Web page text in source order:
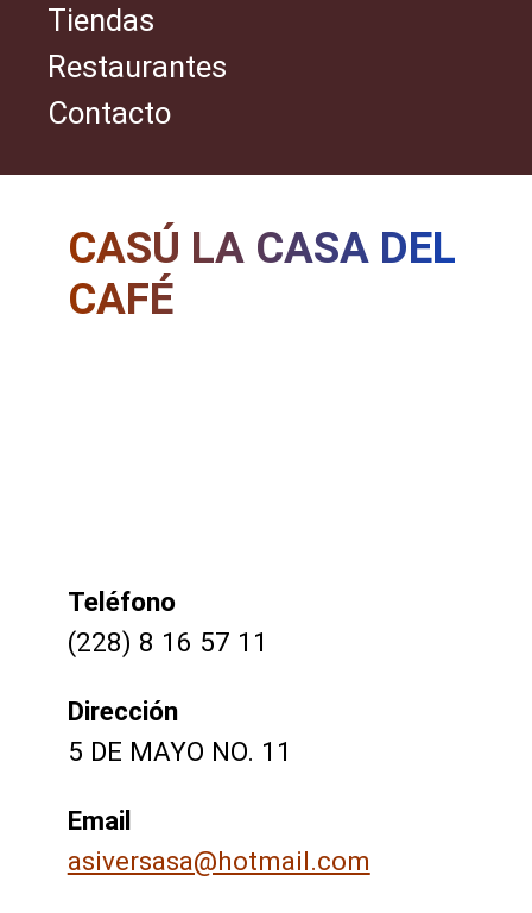
Tiendas
Restaurantes
Contacto
CASÚ LA CASA DEL
CAFÉ
Teléfono
(228) 8 16 57 11
Dirección
5 DE MAYO NO. 11
Email
asiversasa@hotmail.com